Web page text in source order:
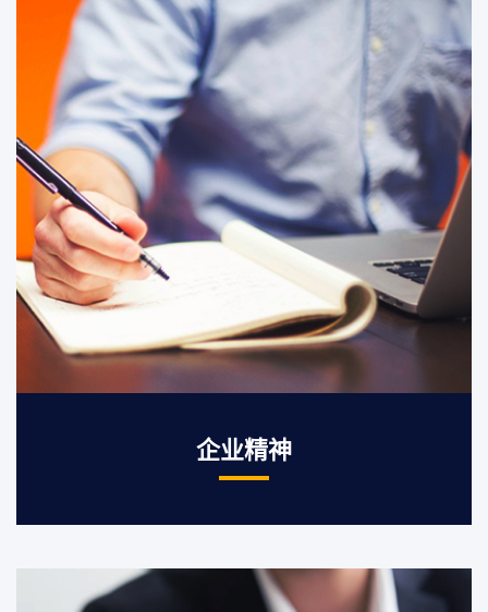
企业精神
企业理念
与客户和合作伙伴共同成长，共同创造
一个持续增长有黏性的合作关系